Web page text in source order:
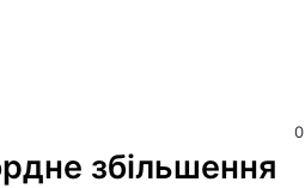
0
збільшення